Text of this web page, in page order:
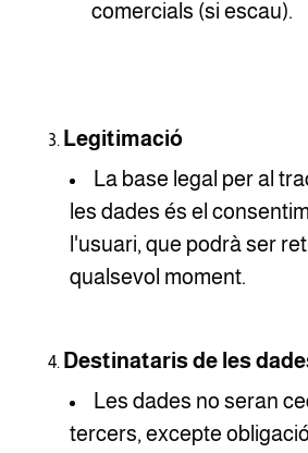
comercials (si escau).
Legitimació
La base legal per al
les dades és el
l'usuari, que podrà ser
qualsevol moment.
Destinataris de les
Les dades no seran
tercers, excepte